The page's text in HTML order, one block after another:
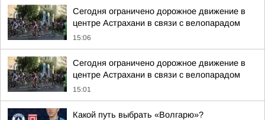
Сегодня ограничено дорожное движение в
центре Астрахани в связи с велопарадом
15:06
Сегодня ограничено дорожное движение в
центре Астрахани в связи с велопарадом
15:01
Какой путь выбрать «Волгарю»?